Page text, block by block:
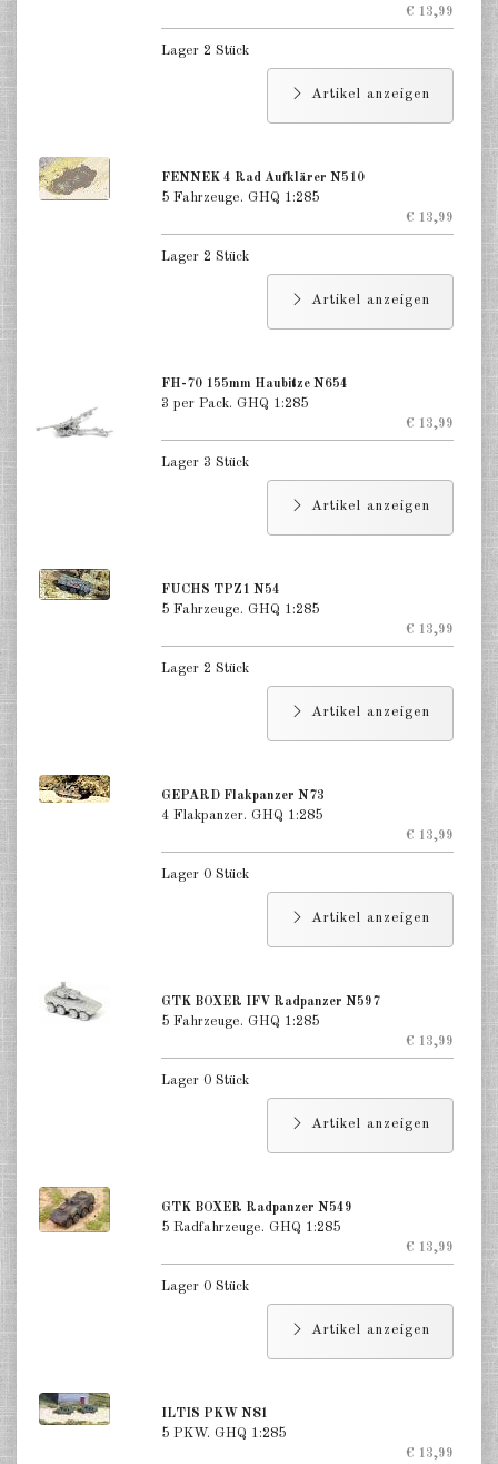
DE EN
€ 13,99
Lager 2 Stück
Artikel anzeigen
FENNEK 4 Rad Aufklärer N510
5 Fahrzeuge. GHQ 1:285
€ 13,99
Lager 2 Stück
Artikel anzeigen
FH-70 155mm Haubitze N654
3 per Pack. GHQ 1:285
€ 13,99
Lager 3 Stück
Artikel anzeigen
FUCHS TPZ1 N54
5 Fahrzeuge. GHQ 1:285
€ 13,99
Lager 2 Stück
Artikel anzeigen
GEPARD Flakpanzer N73
4 Flakpanzer. GHQ 1:285
€ 13,99
Lager 0 Stück
Artikel anzeigen
GTK BOXER IFV Radpanzer N597
5 Fahrzeuge. GHQ 1:285
€ 13,99
Lager 0 Stück
Artikel anzeigen
GTK BOXER Radpanzer N549
5 Radfahrzeuge. GHQ 1:285
€ 13,99
Lager 0 Stück
Artikel anzeigen
ILTIS PKW N81
5 PKW. GHQ 1:285
€ 13,99